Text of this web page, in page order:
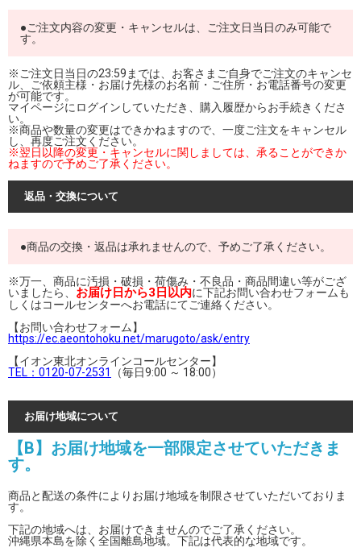
●ご注文内容の変更・キャンセルは、ご注文日当日のみ可能で
す。
※ご注文日当日の23:59までは、お客さまご自身でご注文のキャンセ
ル、ご依頼主様・お届け先様のお名前・ご住所・お電話番号の変更
が可能です。
マイページにログインしていただき、購入履歴からお手続きくださ
い。
※商品や数量の変更はできかねますので、一度ご注文をキャンセル
し、再度ご注文ください。
※翌日以降の変更・キャンセルに関しましては、承ることができか
ねますので予めご了承ください。
返品・交換について
●商品の交換・返品は承れませんので、予めご了承ください。
※万一、商品に汚損・破損・荷傷み・不良品・商品間違い等がござ
いましたら、 お届け日から3日以内に下記お問い合わせフォームも
しくはコールセンターへお電話にてご連絡ください。
【お問い合わせフォーム】
https://ec.aeontohoku.net/marugoto/ask/entry
【イオン東北オンラインコールセンター】
TEL：0120-07-2531
（毎日9:00 ～ 18:00）
お届け地域について
【B】お届け地域を一部限定させていただきま
す。
商品と配送の条件によりお届け地域を制限させていただいておりま
す。
下記の地域へは、お届けできませんのでご了承ください。
沖縄県本島を除く全国離島地域。下記は代表的な地域です。